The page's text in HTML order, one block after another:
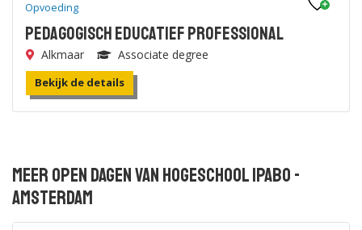
Opvoeding
Pedagogisch Educatief Professional
Alkmaar Associate degree
Bekijk de details
Meer open dagen van Hogeschool IPABO -
Amsterdam